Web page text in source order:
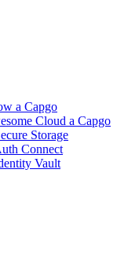
a Capgo
Cloud a Capgo
Storage
Connect
Vault